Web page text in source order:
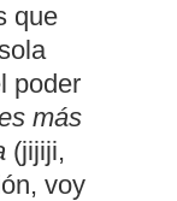
que
poder
más
(jijiji,
voy